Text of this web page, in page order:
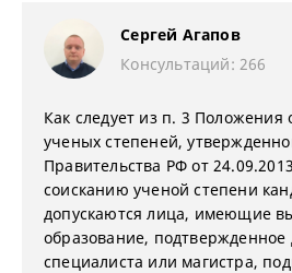
Сергей Агапов
Консультаций: 266
Как следует из п. 3 Положения
ученых степеней,
Правительства РФ от
соисканию ученой степени
допускаются лица, имеющие
образование,
специалиста или магистра,